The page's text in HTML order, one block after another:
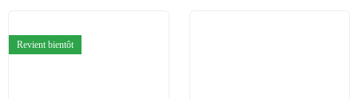
Revient bientôt